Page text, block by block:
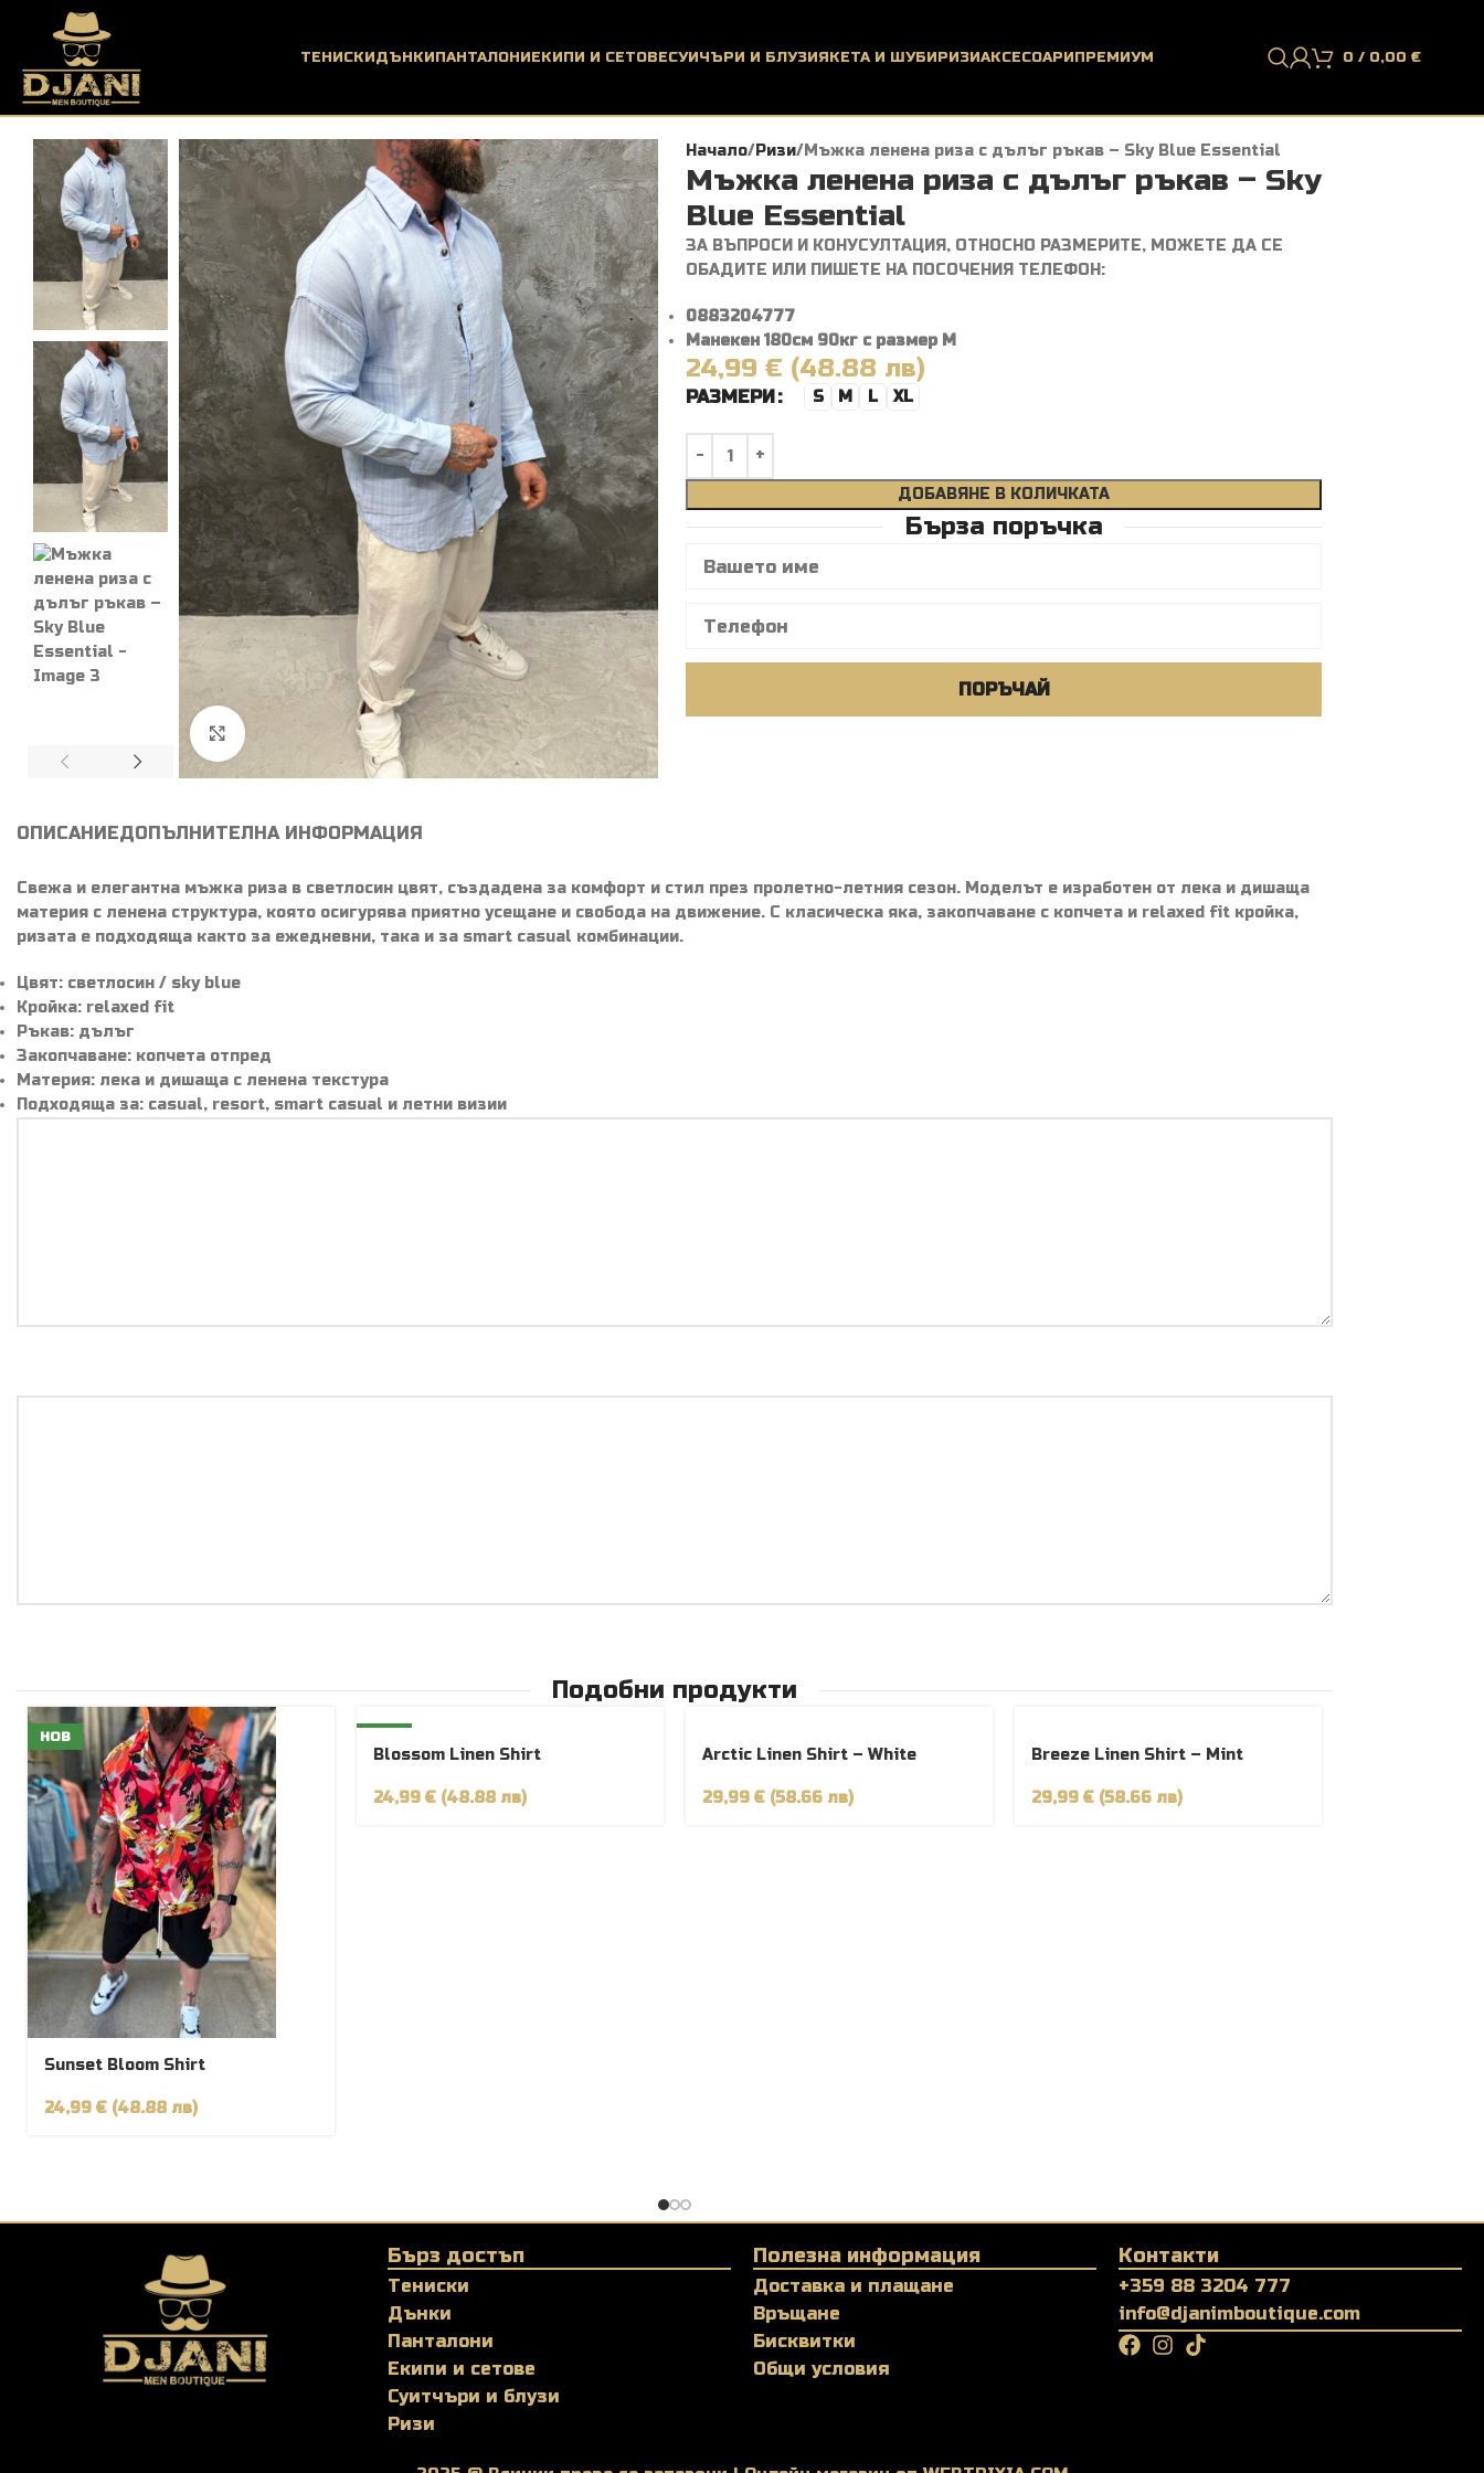
ТЕНИСКИДЪНКИПАНТАЛОНИЕКИПИ И СЕТОВЕСУИЧЪРИ И БЛУЗИЯКЕТА И ШУБИРИЗИАКСЕСОАРИПРЕМИУМ 0 / 0,00 €
Начало Ризи Мъжка ленена риза с дълъг ръкав – Sky Blue Essential
Мъжка ленена риза с дълъг ръкав – Sky
Blue Essential
ЗА ВЪПРОСИ И КОНУСУЛТАЦИЯ, ОТНОСНО РАЗМЕРИТЕ, МОЖЕТЕ ДА СЕ
ОБАДИТЕ ИЛИ ПИШЕТЕ НА ПОСОЧЕНИЯ ТЕЛЕФОН:
0883204777
Манекен 180см 90кг с размер М
24,99 € (48.88 лв)
РАЗМЕРИ S M L XL
ДОБАВЯНЕ В КОЛИЧКАТА
Бърза поръчка
ПОРЪЧАЙ
ОПИСАНИЕДОПЪЛНИТЕЛНА ИНФОРМАЦИЯ
Свежа и елегантна мъжка риза в светлосин цвят, създадена за комфорт и стил през пролетно-летния сезон. Моделът е изработен от лека и дишаща
материя с ленена структура, която осигурява приятно усещане и свобода на движение. С класическа яка, закопчаване с копчета и relaxed fit кройка,
ризата е подходяща както за ежедневни, така и за smart casual комбинации.
Цвят: светлосин / sky blue
Кройка: relaxed fit
Ръкав: дълъг
Закопчаване: копчета отпред
Материя: лека и дишаща с ленена текстура
Подходяща за: casual, resort, smart casual и летни визии
Подобни продукти
НОВ
Sunset Bloom Shirt
24,99 € (48.88 лв)
Blossom Linen Shirt
24,99 € (48.88 лв)
Arctic Linen Shirt – White
29,99 € (58.66 лв)
Breeze Linen Shirt – Mint
29,99 € (58.66 лв)
Бърз достъп
Тениски
Дънки
Панталони
Екипи и сетове
Суитчъри и блузи
Ризи
Полезна информация
Доставка и плащане
Връщане
Бисквитки
Общи условия
Контакти
+359 88 3204 777
info@djanimboutique.com